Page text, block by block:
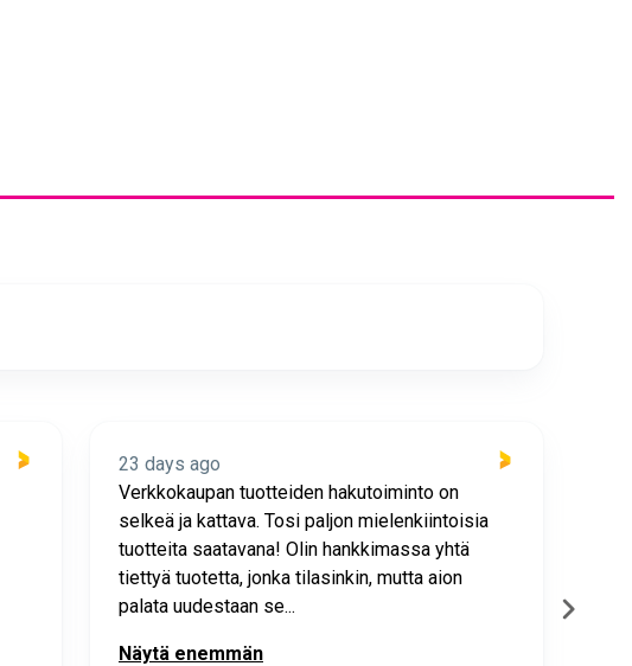
23 days ago
Verkkokaupan tuotteiden hakutoiminto on
selkeä ja kattava. Tosi paljon mielenkiintoisia
tuotteita saatavana! Olin hankkimassa yhtä
tiettyä tuotetta, jonka tilasinkin, mutta aion
palata uudestaan se...
Näytä enemmän